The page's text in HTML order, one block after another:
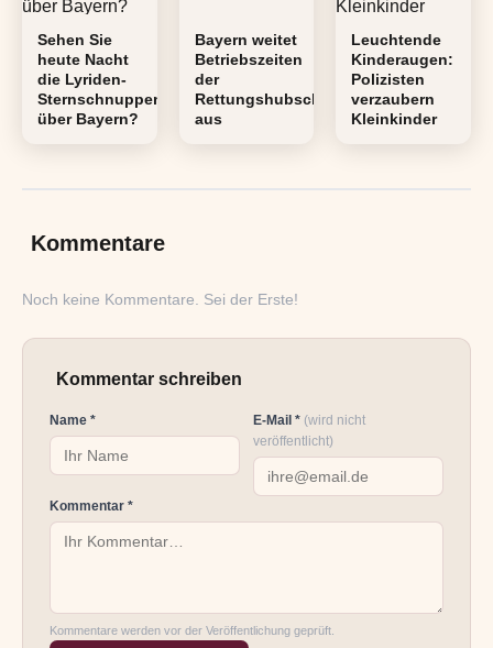
Sehen Sie
heute Nacht
die Lyriden-
Sternschnuppen
über Bayern?
Bayern weitet
Betriebszeiten
der
Rettungshubschrauber
aus
Leuchtende
Kinderaugen:
Polizisten
verzaubern
Kleinkinder
Kommentare
Noch keine Kommentare. Sei der Erste!
Kommentar schreiben
Name * E-Mail * (wird nicht
veröffentlicht)
Kommentar *
Kommentare werden vor der Veröffentlichung geprüft.